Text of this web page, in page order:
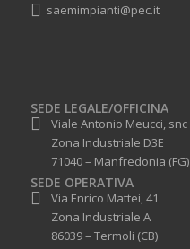
saemimpianti@pec.it
SEDE LEGALE/OFFICINA
Viale Antonio Meucci, snc
Zona Industriale D3E
71040 – Manfredonia (FG)
SEDE OPERATIVA
Via Enrico Mattei, 41
Zona Industriale A
86039 – Termoli (CB)